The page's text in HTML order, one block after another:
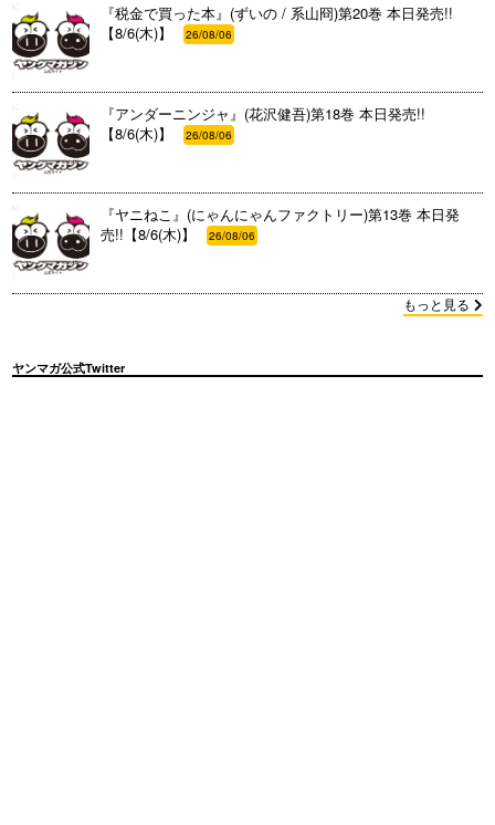
『税金で買った本』(ずいの / 系山冏)第20巻 本日発売!!
【8/6(木)】
26/08/06
『アンダーニンジャ』(花沢健吾)第18巻 本日発売!!
【8/6(木)】
26/08/06
『ヤニねこ』(にゃんにゃんファクトリー)第13巻 本日発
売!!【8/6(木)】
26/08/06
もっと見る
ヤンマガ公式Twitter